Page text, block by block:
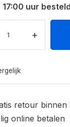
17:00 uur
+
retour binnen
online betalen